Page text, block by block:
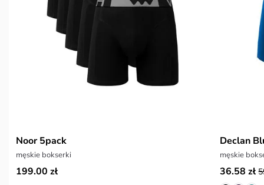
Noor 5pack
męskie bokserki
199.00 zł
Declan
męskie
36.58 zł